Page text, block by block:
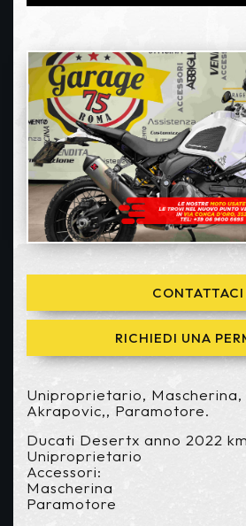
CONTATTACI
RICHIEDI UNA
Uniproprietario, Mascherina,
Akrapovic,, Paramotore.
Ducati Desertx anno 2022
Uniproprietario
Accessori:
Mascherina
Paramotore